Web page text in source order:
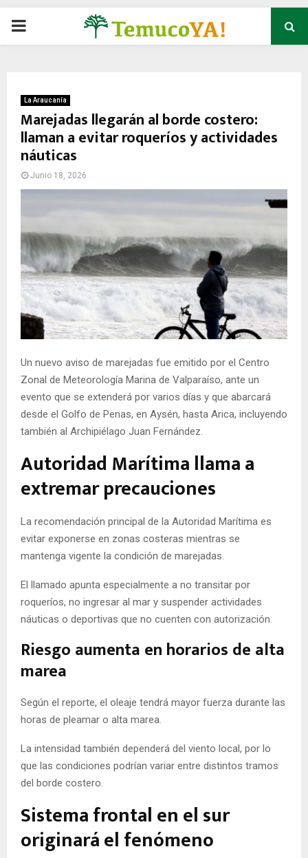
P
M
A
Y
M
E
N
U
La Araucanía
Marejadas llegarán al borde costero:
llaman a evitar roqueríos y actividades
náuticas
Junio 18, 2026
Un nuevo aviso de marejadas fue emitido por el Centro
Zonal de Meteorología Marina de Valparaíso, ante un
evento que se extenderá por varios días y que abarcará
desde el Golfo de Penas, en Aysén, hasta Arica, incluyendo
también al Archipiélago Juan Fernández.
Autoridad Marítima llama a
extremar precauciones
La recomendación principal de la Autoridad Marítima es
evitar exponerse en zonas costeras mientras se
mantenga vigente la condición de marejadas.
El llamado apunta especialmente a no transitar por
roqueríos, no ingresar al mar y suspender actividades
náuticas o deportivas que no cuenten con autorización.
Riesgo aumenta en horarios de alta
marea
Según el reporte, el oleaje tendrá mayor fuerza durante las
horas de pleamar o alta marea.
La intensidad también dependerá del viento local, por lo
que las condiciones podrían variar entre distintos tramos
del borde costero.
Sistema frontal en el sur
originará el fenómeno